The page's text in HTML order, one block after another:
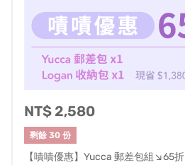
NT$ 2,580
剩餘 30 份
【嘖嘖優惠】Yucca 郵差包組↘65折